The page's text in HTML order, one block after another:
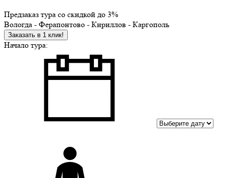
Предзаказ тура со скидкой до 3%
Вологда - Ферапонтово - Кириллов - Каргополь
Заказать в 1 клик!
Начало тура: